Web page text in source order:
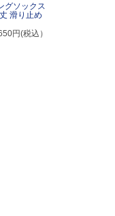
グソックス
滑り止め
円(税込）